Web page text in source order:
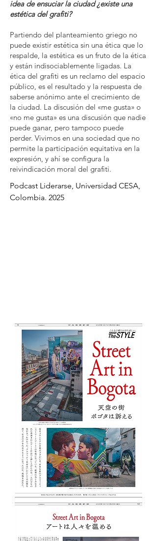
idea de ensuciar la ciudad ¿existe una
estética del grafiti?
Partiendo del planteamiento griego no
puede existir estética sin una ética que lo
respalde, la estética es un fruto de la ética
y están indisociablemente ligadas. La
ética del grafiti es un reclamo del espacio
público, es el resultado y la respuesta de
saberse anónimo ante el crecimiento de
la ciudad. La discusión del «me gusta» o
«no me gusta» es una discusión que nadie
puede ganar, pero tampoco puede
perder. Vivimos en una sociedad que no
permite la participación equitativa en la
expresión, y ahí se configura la
reivindicación moral del grafiti.
Podcast Liderarse, Universidad CESA,
Colombia. 2025